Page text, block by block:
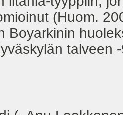
(Huom.
Boyarkinin
talveen